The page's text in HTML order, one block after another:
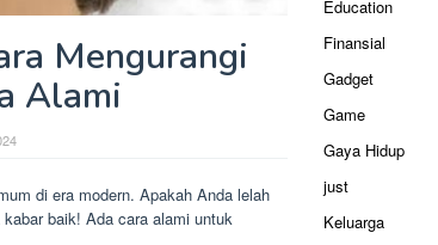
Mengurangi
Alami
di era modern. Apakah Anda lelah
baik! Ada cara alami untuk
Education
Finansial
Gadget
Game
Gaya Hidup
just
Keluarga